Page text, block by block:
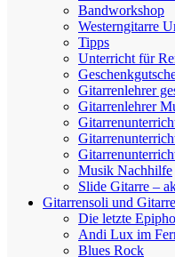
Bandworkshop
Westerngitarre
Tipps
Unterricht für
Gitarrenlehrer
Gitarrenlehrer
Musik Nachhilfe
Slide Gitarre –
Gitarrensoli und
Die letzte
Andi Lux im
Blues Rock